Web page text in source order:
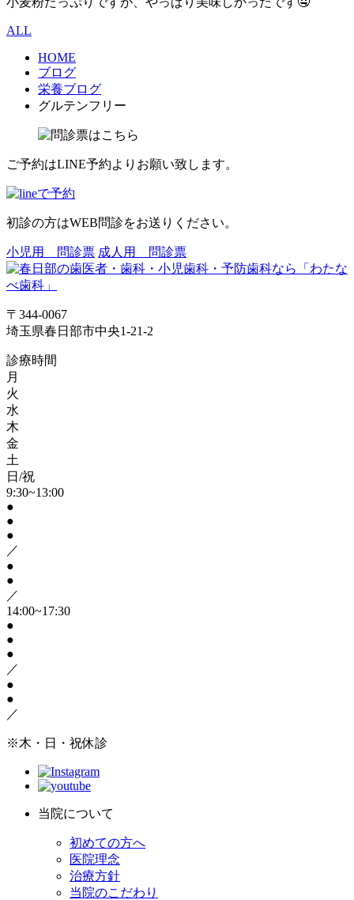
ALL
HOME
ブログ
栄養ブログ
グルテンフリー
ご予約はLINE予約よりお願い致します。
初診の方はWEB問診をお送りください。
小児用 問診票 成人用 問診票
〒344-0067
埼玉県春日部市中央1-21-2
診療時間
月
火
水
木
金
土
日/祝
9:30~13:00
●
●
●
／
●
●
／
14:00~17:30
●
●
●
／
●
●
／
※木・日・祝休診
当院について
初めての方へ
医院理念
治療方針
当院のこだわり